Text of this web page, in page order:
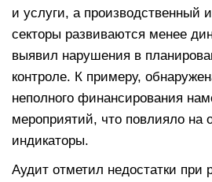
и услуги, а производственный
секторы развиваются менее
выявил нарушения в
контроле. К примеру,
неполного финансирования
мероприятий, что повлияло на
индикаторы.
Аудит отметил недостатки при